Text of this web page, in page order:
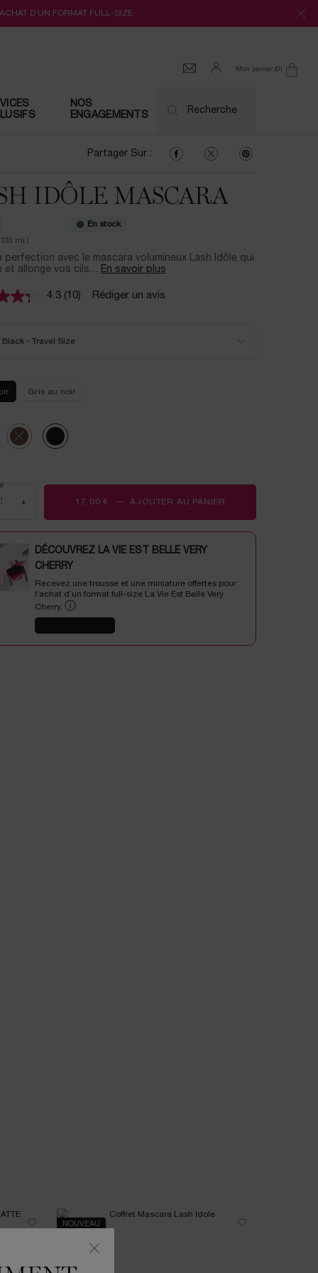
D’UN FORMAT FULL-SIZE
Mon panier 0
0 produit
NOS
ENGAGEMENTS
Recherche
Partager Sur : Partager Sur : Facebook
Partager Sur : Twitter
Partager Sur :
IDÔLE MASCARA​
ml.)
En stock
perfection avec le mascara volumineux Lash Idôle qui
et allonge vos cils.​ ... En savoir plus
4.3
Lire
sur
(10) Rédiger un avis
Black - Travel Size
LASH IDÔLE MASCARA​
Gris au noir
variation is out of stock, 01 Noir, 1 of 3
Selected
The product variation is out of stock, 02 BROWN, 2 of 3
Selected
Black - Travel Size, 3 of 3
+ 17,00 € ― AJOUTER AU PANIER
DÉCOUVREZ LA VIE EST BELLE VERY
CHERRY
Recevez une trousse et une miniature offertes pour
l’achat d’un format full-size La Vie Est Belle Very
Cherry. ⓘ
NOUVEAU